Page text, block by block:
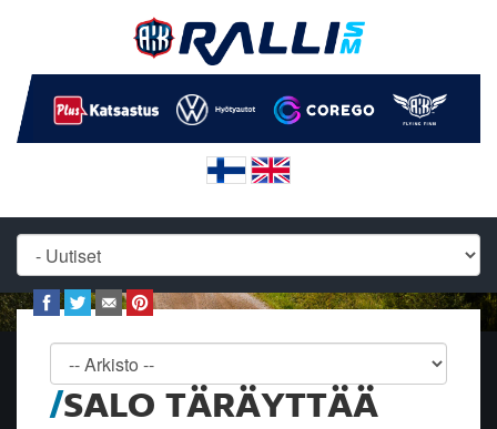
SALO TÄRÄYTTÄÄ